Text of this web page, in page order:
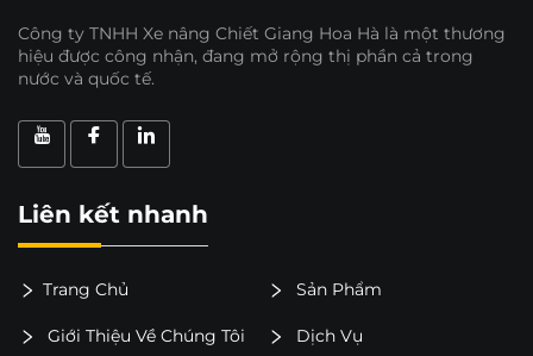
Công ty TNHH Xe nâng Chiết Giang Hoa Hà là một thương
hiệu được công nhận, đang mở rộng thị phần cả trong
nước và quốc tế.
Liên kết nhanh
Trang Chủ Sản Phẩm
Giới Thiệu Về Chúng Tôi Dịch Vụ